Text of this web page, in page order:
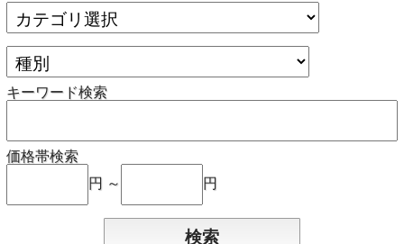
キーワード検索
価格帯検索
円 ～
円